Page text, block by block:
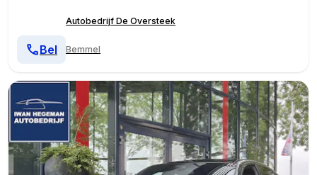
Autobedrijf De Oversteek
Bemmel
Bel